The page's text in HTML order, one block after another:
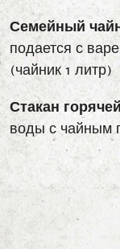
Семейный
подается с
(чайник 1 литр)
Стакан горячей
воды с чайным